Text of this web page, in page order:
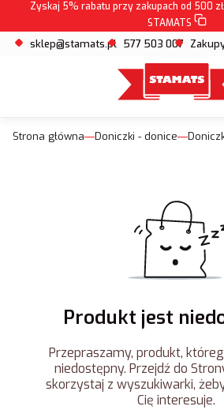
Zyskaj 5% rabatu przy zakupach od 500
STAMATS
sklep@stamats.pl 577 503 007
Strona główna Doniczki - donice
Produkt jest
Przepraszamy, produkt,
niedostępny. Przejdź do
skorzystaj z wyszukiwarki,
Cię interesuje.